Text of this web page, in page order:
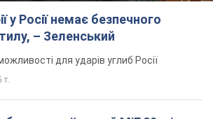
у Росії немає безпечного
– Зеленський
для ударів углиб Росії
т.